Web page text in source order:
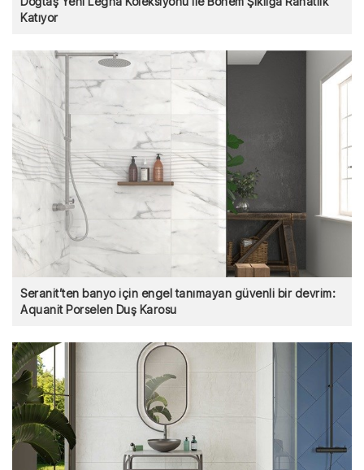
Katıyor
Seranit’ten banyo için engel tanımayan güvenli bir devrim:
Aquanit Porselen Duş Karosu